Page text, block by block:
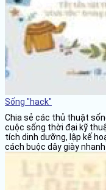
Sống "hack"
Chia sẻ các thủ thuật
cuộc sống thời đại kỹ
tích dinh dưỡng, lập kế
cách buộc dây giày